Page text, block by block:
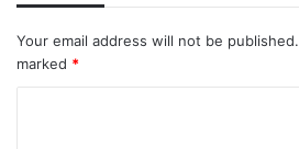
Your email address will not be published.
marked *